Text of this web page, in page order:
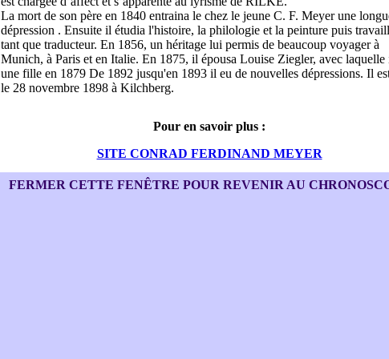
La mort de son père en 1840 entraina le chez le jeune C. F. Meyer une
dépression . Ensuite il étudia l'histoire, la philologie et la peinture puis
tant que traducteur. En 1856, un héritage lui permis de beaucoup voyager à
Munich, à Paris et en Italie. En 1875, il épousa Louise Ziegler, avec laquelle
une fille en 1879 De 1892 jusqu'en 1893 il eu de nouvelles dépressions. Il
le 28 novembre 1898 à Kilchberg.
Pour en savoir plus :
SITE CONRAD FERDINAND MEYER
FERMER CETTE FENÊTRE POUR REVENIR AU